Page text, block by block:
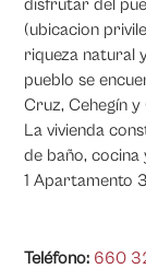
disfrutar del
(ubicacion
riqueza natural
pueblo se
Cruz, Cehegín
La vivienda
de baño, cocina
1 Apartamento
Teléfono: 660